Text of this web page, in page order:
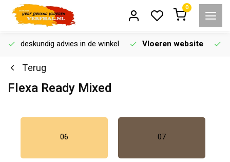
0
deskundig advies in de winkel Vloeren website
Terug
Flexa Ready Mixed
06 07